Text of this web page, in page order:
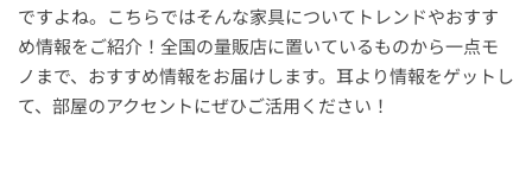
ですよね。こちらではそんな家具についてトレンドやおすす
め情報をご紹介！全国の量販店に置いているものから一点モ
ノまで、おすすめ情報をお届けします。耳より情報をゲットし
て、部屋のアクセントにぜひご活用ください！